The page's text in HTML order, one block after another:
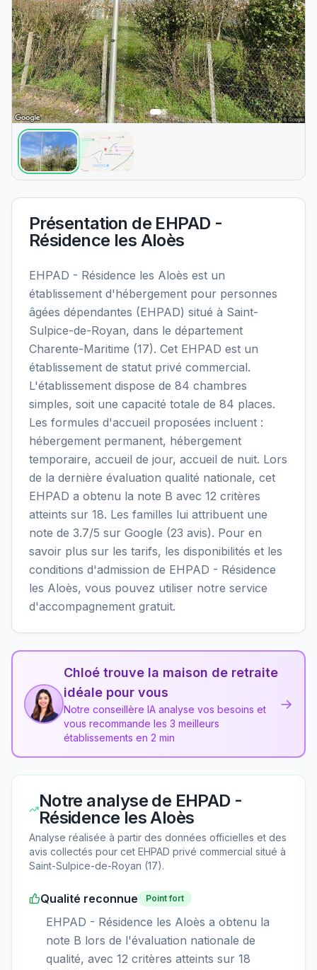
Présentation de EHPAD -
Résidence les Aloès
EHPAD - Résidence les Aloès est un
établissement d'hébergement pour personnes
âgées dépendantes (EHPAD) situé à Saint-
Sulpice-de-Royan, dans le département
Charente-Maritime (17). Cet EHPAD est un
établissement de statut privé commercial.
L'établissement dispose de 84 chambres
simples, soit une capacité totale de 84 places.
Les formules d'accueil proposées incluent :
hébergement permanent, hébergement
temporaire, accueil de jour, accueil de nuit. Lors
de la dernière évaluation qualité nationale, cet
EHPAD a obtenu la note B avec 12 critères
atteints sur 18. Les familles lui attribuent une
note de 3.7/5 sur Google (23 avis). Pour en
savoir plus sur les tarifs, les disponibilités et les
conditions d'admission de EHPAD - Résidence
les Aloès, vous pouvez utiliser notre service
d'accompagnement gratuit.
Chloé trouve la maison de retraite
idéale pour vous
Notre conseillère IA analyse vos besoins et
vous recommande les 3 meilleurs
établissements en 2 min
→
Notre analyse de EHPAD -
Résidence les Aloès
Analyse réalisée à partir des données officielles et des
avis collectés pour cet EHPAD privé commercial situé à
Saint-Sulpice-de-Royan (17).
Qualité reconnue Point fort
EHPAD - Résidence les Aloès a obtenu la
note B lors de l'évaluation nationale de
qualité, avec 12 critères atteints sur 18